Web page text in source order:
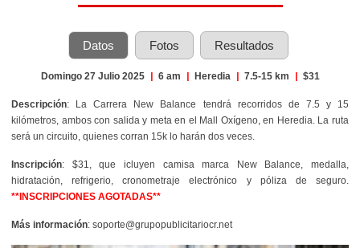
Datos Fotos Resultados
Domingo 27 Julio 2025 | 6 am | Heredia | 7.5-15 km | $31
Descripción: La Carrera New Balance tendrá recorridos de 7.5 y 15
kilómetros, ambos con salida y meta en el Mall Oxígeno, en Heredia. La ruta
será un circuito, quienes corran 15k lo harán dos veces.
Inscripción: $31, que icluyen camisa marca New Balance, medalla,
hidratación, refrigerio, cronometraje electrónico y póliza de seguro.
**INSCRIPCIONES AGOTADAS**
Más información: soporte@grupopublicitariocr.net